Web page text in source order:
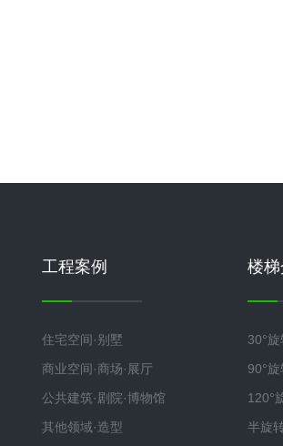
工程案例
住宅空间·别墅
商业空间·商场·展厅
公共建筑·剧院·博物馆
其他领域·造型
楼
30°
90°
120°
半旋